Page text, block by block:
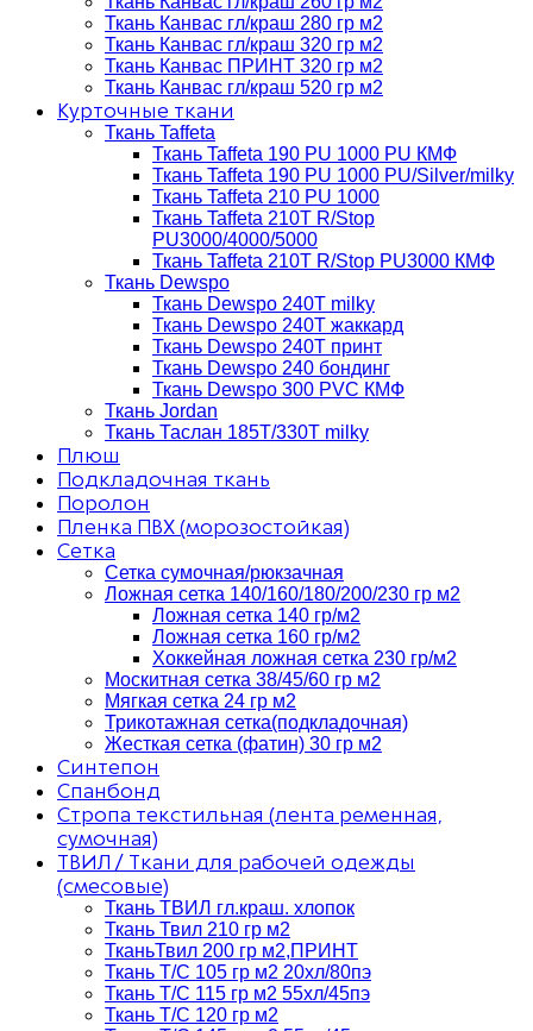
Ткань Канвас гл/краш 280 гр м2
Ткань Канвас гл/краш 320 гр м2
Ткань Канвас ПРИНТ 320 гр м2
Ткань Канвас гл/краш 520 гр м2
Курточные ткани
Ткань Taffeta
Ткань Taffeta 190 PU 1000 PU КМФ
Ткань Taffeta 190 PU 1000 PU/Silver/milky
Ткань Taffeta 210 PU 1000
Ткань Taffeta 210Т R/Stop
PU3000/4000/5000
Ткань Taffeta 210Т R/Stop PU3000 КМФ
Ткань Dewspo
Ткань Dewspo 240Т milky
Ткань Dewspo 240T жаккард
Ткань Dewspo 240Т принт
Ткань Dewspo 240 бондинг
Ткань Dewspo 300 PVC КМФ
Ткань Jordan
Ткань Таслан 185T/330T milky
Плюш
Подкладочная ткань
Поролон
Пленка ПВХ (морозостойкая)
Сетка
Сетка сумочная/рюкзачная
Ложная сетка 140/160/180/200/230 гр м2
Ложная сетка 140 гр/м2
Ложная сетка 160 гр/м2
Хоккейная ложная сетка 230 гр/м2
Москитная сетка 38/45/60 гр м2
Мягкая сетка 24 гр м2
Трикотажная сетка(подкладочная)
Жесткая сетка (фатин) 30 гр м2
Синтепон
Спанбонд
Стропа текстильная (лента ременная,
сумочная)
ТВИЛ / Ткани для рабочей одежды
(смесовые)
Ткань ТВИЛ гл.краш. хлопок
Ткань Твил 210 гр м2
ТканьТвил 200 гр м2,ПРИНТ
Ткань Т/C 105 гр м2 20хл/80пэ
Ткань Т/C 115 гр м2 55хл/45пэ
Ткань Т/C 120 гр м2